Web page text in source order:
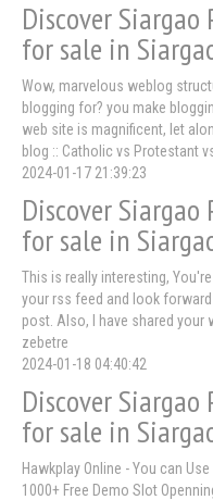
Discover
for sale in
Wow, marvelous weblog
blogging for? you make
web site is magnificent, let
blog :: Catholic vs Protestant
2024-01-17 21:39:23
Discover
for sale in
This is really interesting,
your rss feed and look
post. Also, I have shared
zebetre
2024-01-18 04:40:42
Discover
for sale in
Hawkplay Online - You can
1000+ Free Demo Slot